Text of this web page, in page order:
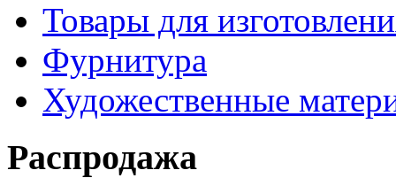
Товары для
Фурнитура
Художественные
Распродажа